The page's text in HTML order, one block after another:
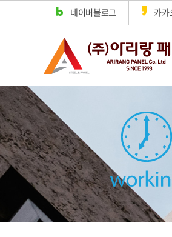
네이버블로그 카카